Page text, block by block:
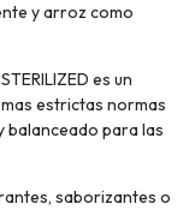
y arroz como
es un
estrictas normas
balanceado para las
saborizantes o